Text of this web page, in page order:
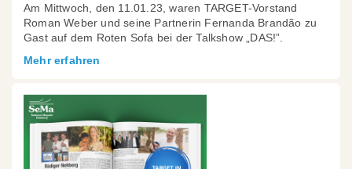
Am Mittwoch, den 11.01.23, waren TARGET-Vorstand
Roman Weber und seine Partnerin Fernanda Brandão zu
Gast auf dem Roten Sofa bei der Talkshow „DAS!”.
Mehr erfahren